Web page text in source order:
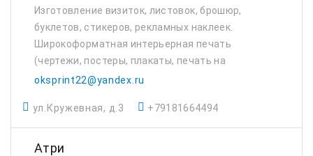
Изготовление визиток, листовок, брошюр,
буклетов, стикеров, рекламных наклеек.
Широкоформатная интерьерная печать
(чертежи, постеры, плакаты, печать на
холстах) контурная резка самоклеящихся
изготовление бир...
oksprint22@yandex.ru
ул.Кружевная, д.3 +79181664494
Атри